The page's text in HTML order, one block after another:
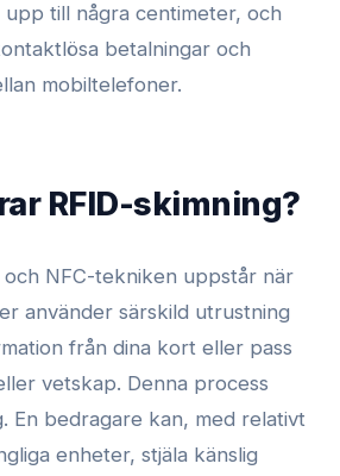
upp till några centimeter, och
betalningar och
mobiltelefoner.
RFID-skimning?
och NFC-tekniken uppstår när
använder särskild utrustning
från dina kort eller pass
vetskap. Denna process
En bedragare kan, med relativt
enheter, stjäla känslig